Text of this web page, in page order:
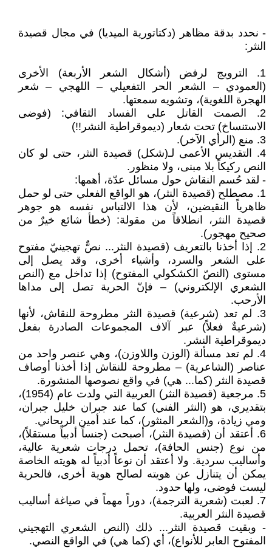
- نحدد بدقة مظاهر (دكتاتورية الميديا) في مجال قصيدة
النثر:
1. الترويج لرفض (أشكال الشعر الأربعة) الأخرى
(العمودي – الشعر الحر التفعيلي – اللهجي – شعر
الهجرة اللغوية)، وتشويه سمعتها.
2. الصمت القاتل على الفساد الثقافي: (فوضى
الاستنساخ) تحت شعار (ديموقراطية النشر!!)
3. منع (الرأي الآخر).
4. التقديس الأعمى لـ(شكل) قصيدة النثر، حتى لو كان
النص ركيكاً بلا مبنى، ولا منظور.
- لقد حُسم النقاش حول مسائل عدّة، أهمها:
1. مصطلح (قصيدة النثر)، هو الواقع الفعلي حتى لو حمل
ظاهرياً النقيضين، لأن هذا الالتباس نفسه هو جوهر
قصيدة النثر، انطلاقاً من مقولة: (خطأ شائع خيرٌ من
صحيح مهجور).
2. إذا أخذنا بالتعريف (قصيدة النثر... نصٌّ تهجينيّ مفتوح
على الشعر والسرد، وأشياء أخرى، وقد يصل إلى
مستوى (النصّ الكشكولي المفتوح) إذا تداخل مع (النص
الشعري الإلكتروني) – فإنّ الحرية تصل إلى مداها
الأرحب.
3. لم تعد (شرعية) قصيدة النثر مطروحة للنقاش، لأنها
(شرعيةٌ فعلاً) عبر آلاف المجموعات الصادرة بفعل
ديموقراطية النشر.
4. لم تعد مسألة (الوزن واللاوزن)، وهي عنصر واحد من
عناصر (الشاعرية) – مطروحة للنقاش إذا أخذنا أوصاف
قصيدة النثر (كما... هي) في واقع نصوصها المنشورة.
5. مرجعية (قصيدة النثر) العربية التي ولدت عام (1954)،
بتقديري، هو (النثر الفني) كما عند جبران خليل جبران،
ومي زيادة، و(الشعر المنثور)، كما عند أمين الريحاني.
6. أعتقد أن (قصيدة النثر)، أصبحت (جنساً أدبياً مستقلاً)،
من نوع (جنس الحافة)، تحمل درجات شعرية عالية،
وأساليب سردية. ولا أعتقد أن نوعاً أدبياً له هويته الخاصة
يمكن أن يتنازل عن هويته لصالح هوية أخرى، فالحرية
ليست فوضى، ولها حدود.
7. لعبت (شعرية الترجمة)، دوراً مهماً في صياغة أساليب
قصيدة النثر العربية.
- وبقيت قصيدة النثر... ذلك (النص الشعري التهجيني
المفتوح العابر للأنواع)، أي (كما هي) في الواقع النصي.